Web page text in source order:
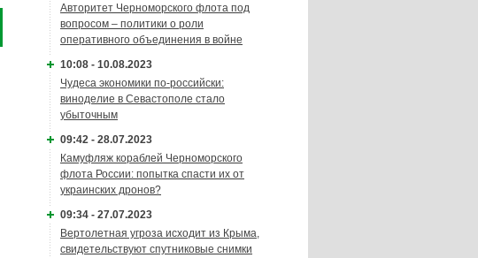
Авторитет Черноморского флота под
вопросом – политики о роли
оперативного объединения в войне
10:08 - 10.08.2023
Чудеса экономики по-российски:
виноделие в Севастополе стало
убыточным
09:42 - 28.07.2023
Камуфляж кораблей Черноморского
флота России: попытка спасти их от
украинских дронов?
09:34 - 27.07.2023
Вертолетная угроза исходит из Крыма,
свидетельствуют спутниковые снимки